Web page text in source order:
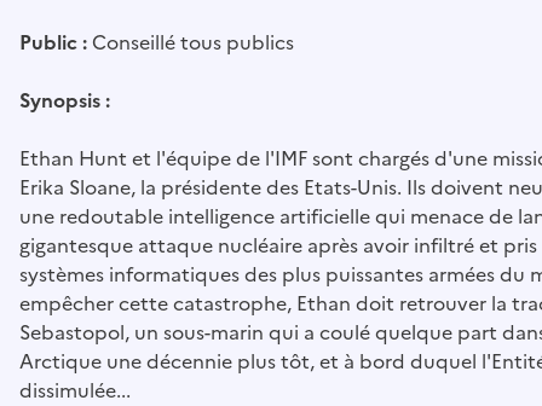
Public : Conseillé tous publics
Synopsis :
Ethan Hunt et l'équipe de l'IMF sont chargés d'une
Erika Sloane, la présidente des Etats-Unis. Ils doivent
une redoutable intelligence artificielle qui menace de
gigantesque attaque nucléaire après avoir infiltré et
systèmes informatiques des plus puissantes armées du
empêcher cette catastrophe, Ethan doit retrouver la
Sebastopol, un sous-marin qui a coulé quelque part
Arctique une décennie plus tôt, et à bord duquel
dissimulée...